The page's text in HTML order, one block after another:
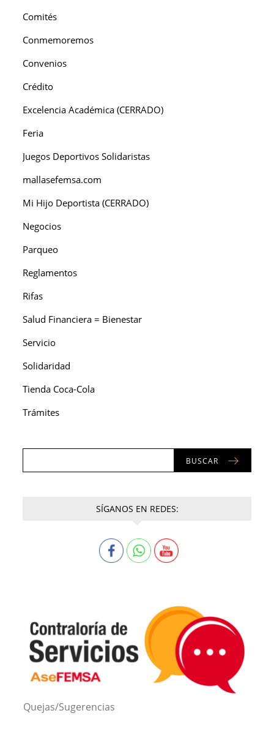
Comités
Conmemoremos
Convenios
Crédito
Excelencia Académica (CERRADO)
Feria
Juegos Deportivos Solidaristas
mallasefemsa.com
Mi Hijo Deportista (CERRADO)
Negocios
Parqueo
Reglamentos
Rifas
Salud Financiera = Bienestar
Servicio
Solidaridad
Tienda Coca-Cola
Trámites
BUSCAR
SÍGANOS EN REDES:
Quejas/Sugerencias